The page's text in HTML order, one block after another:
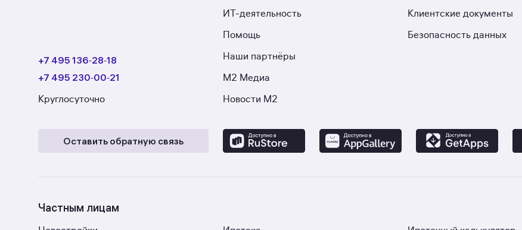
+7 495 136‑28‑18
+7 495 230‑00‑21
Круглосуточно
ИТ-деятельность
Помощь
Наши партнёры
М2 Медиа
Новости М2
Клиентские документы
Безопасность данных
Оставить обратную связь
Частным лицам